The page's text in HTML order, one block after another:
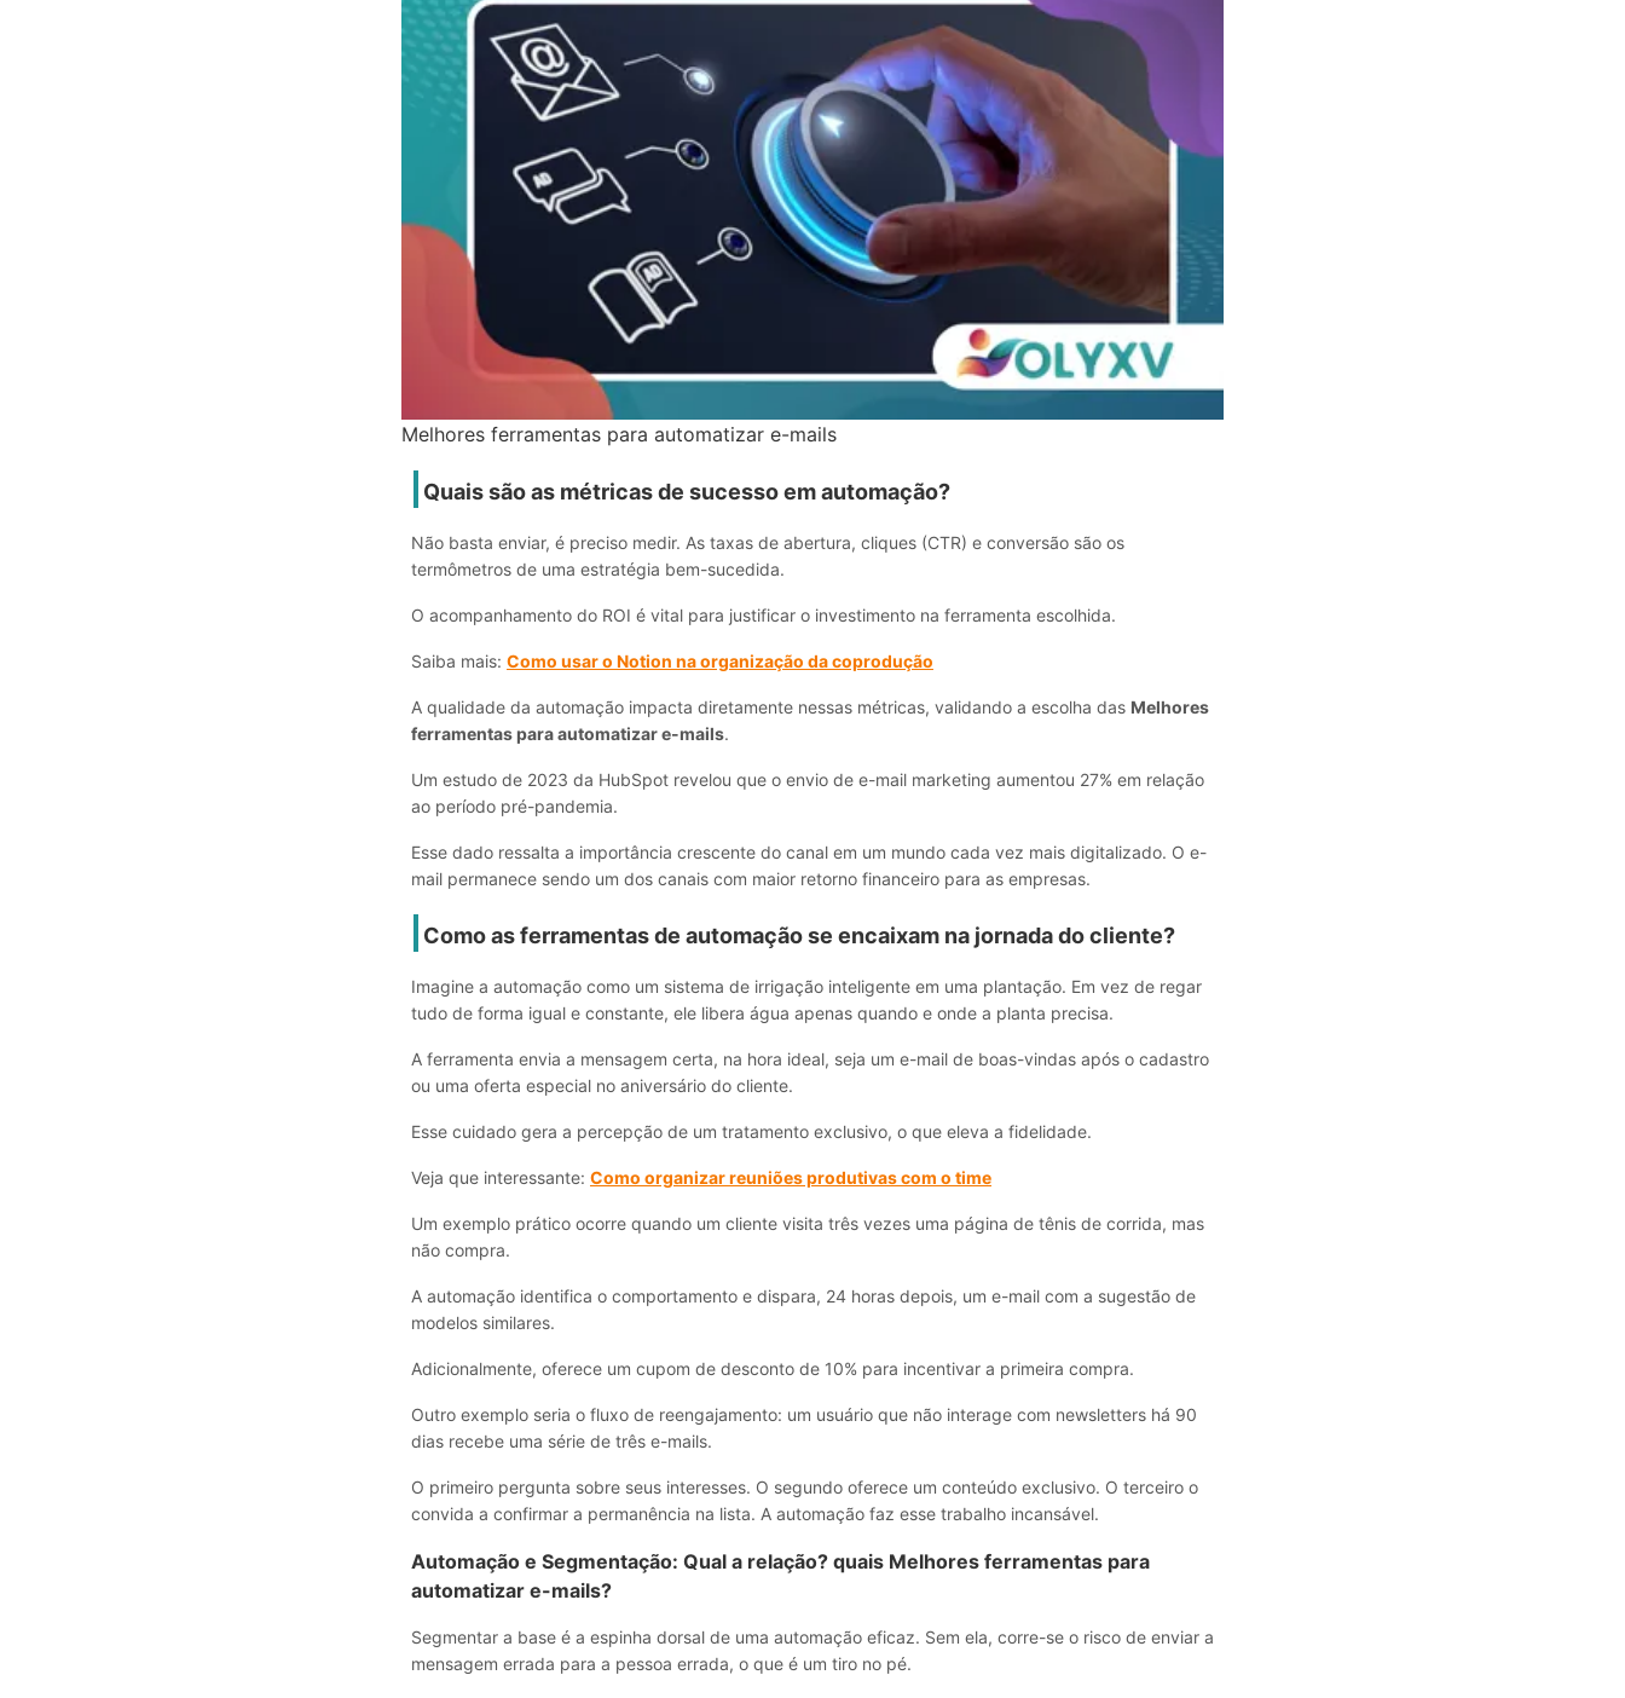
Melhores ferramentas para automatizar e-mails
Quais são as métricas de sucesso em automação?
Não basta enviar, é preciso medir. As taxas de abertura, cliques (CTR) e conversão são os
termômetros de uma estratégia bem-sucedida.
O acompanhamento do ROI é vital para justificar o investimento na ferramenta escolhida.
Saiba mais: Como usar o Notion na organização da coprodução
A qualidade da automação impacta diretamente nessas métricas, validando a escolha das Melhores
ferramentas para automatizar e-mails.
Um estudo de 2023 da HubSpot revelou que o envio de e-mail marketing aumentou 27% em relação
ao período pré-pandemia.
Esse dado ressalta a importância crescente do canal em um mundo cada vez mais digitalizado. O e-
mail permanece sendo um dos canais com maior retorno financeiro para as empresas.
Como as ferramentas de automação se encaixam na jornada do cliente?
Imagine a automação como um sistema de irrigação inteligente em uma plantação. Em vez de regar
tudo de forma igual e constante, ele libera água apenas quando e onde a planta precisa.
A ferramenta envia a mensagem certa, na hora ideal, seja um e-mail de boas-vindas após o cadastro
ou uma oferta especial no aniversário do cliente.
Esse cuidado gera a percepção de um tratamento exclusivo, o que eleva a fidelidade.
Veja que interessante: Como organizar reuniões produtivas com o time
Um exemplo prático ocorre quando um cliente visita três vezes uma página de tênis de corrida, mas
não compra.
A automação identifica o comportamento e dispara, 24 horas depois, um e-mail com a sugestão de
modelos similares.
Adicionalmente, oferece um cupom de desconto de 10% para incentivar a primeira compra.
Outro exemplo seria o fluxo de reengajamento: um usuário que não interage com newsletters há 90
dias recebe uma série de três e-mails.
O primeiro pergunta sobre seus interesses. O segundo oferece um conteúdo exclusivo. O terceiro o
convida a confirmar a permanência na lista. A automação faz esse trabalho incansável.
Automação e Segmentação: Qual a relação? quais Melhores ferramentas para
automatizar e-mails?
Segmentar a base é a espinha dorsal de uma automação eficaz. Sem ela, corre-se o risco de enviar a
mensagem errada para a pessoa errada, o que é um tiro no pé.